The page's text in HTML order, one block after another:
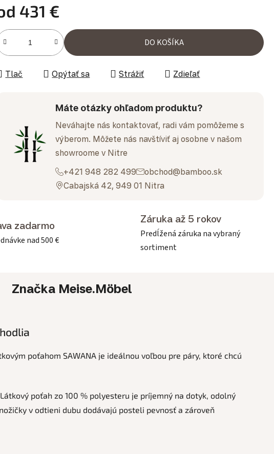
431 €
cena:
DO KOŠÍKA
Tlač Opýtať sa Strážiť Zdieľať
Máte otázky ohľadom produktu?
Neváhajte nás kontaktovať, radi vám pomôžeme s
výberom. Môžete nás navštíviť aj osobne v našom
showroome v Nitre
+421 948 282 499
obchod@bamboo.sk
Cabajská 42, 949 01 Nitra
zadarmo
nad 500 €
Záruka až 5 rokov
Predĺžená záruka na vybraný
sortiment
ZnačkaMeise.Möbel
poťahom SAWANA je ideálnou voľbou pre páry, ktoré chcú
poťah zo 100 % polyesteru je príjemný na dotyk, odolný
v odtieni dubu dodávajú posteli pevnosť a zároveň